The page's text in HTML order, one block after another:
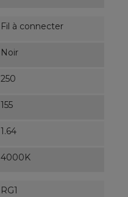
Fil à connecter
Noir
250
155
1.64
4000K
RG1